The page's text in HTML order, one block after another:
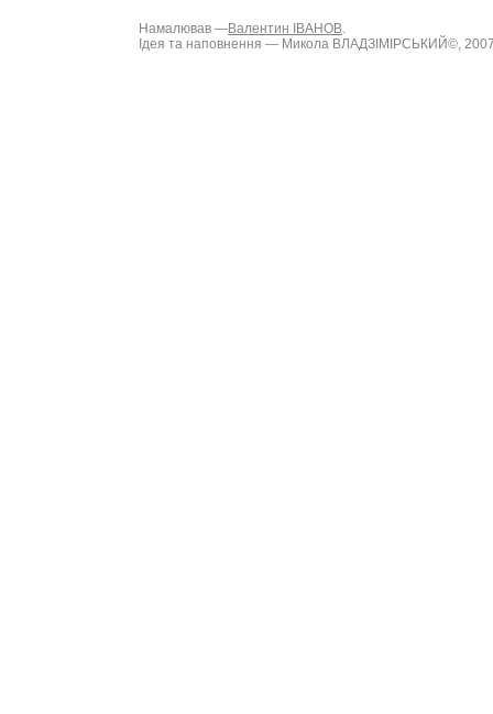
Намалював —Валентин ІВАНОВ
Ідея та наповнення — Микола ВЛАДЗІМІРСЬКИЙ©,